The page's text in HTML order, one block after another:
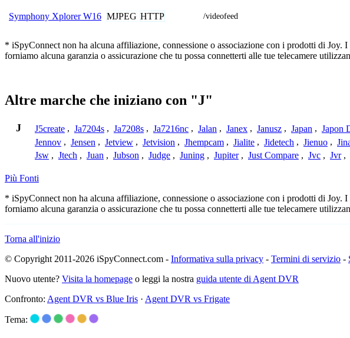
Symphony Xplorer W16 MJPEG HTTP /videofeed
* iSpyConnect non ha alcuna affiliazione, connessione o associazione con i prodotti di
forniamo alcuna garanzia o assicurazione che tu possa connetterti alle tue telecamere
Altre marche che iniziano con "J"
J J5create , Ja7204s , Ja7208s , Ja7216nc , Jalan , Janex , Janusz , Japan , Japon
Jennov , Jensen , Jetview , Jetvision , Jhempcam , Jialite , Jidetech , Jienuo ,
Jsw , Jtech , Juan , Jubson , Judge , Juning , Jupiter , Just Compare , Jvc , Jvr ,
Più Fonti
* iSpyConnect non ha alcuna affiliazione, connessione o associazione con i prodotti di
forniamo alcuna garanzia o assicurazione che tu possa connetterti alle tue telecamere
Torna all'inizio
© Copyright 2011-2026 iSpyConnect.com - Informativa sulla privacy - Termini di servizio -
Nuovo utente? Visita la homepage o leggi la nostra guida utente di Agent DVR
Confronto: Agent DVR vs Blue Iris · Agent DVR vs Frigate
Tema: